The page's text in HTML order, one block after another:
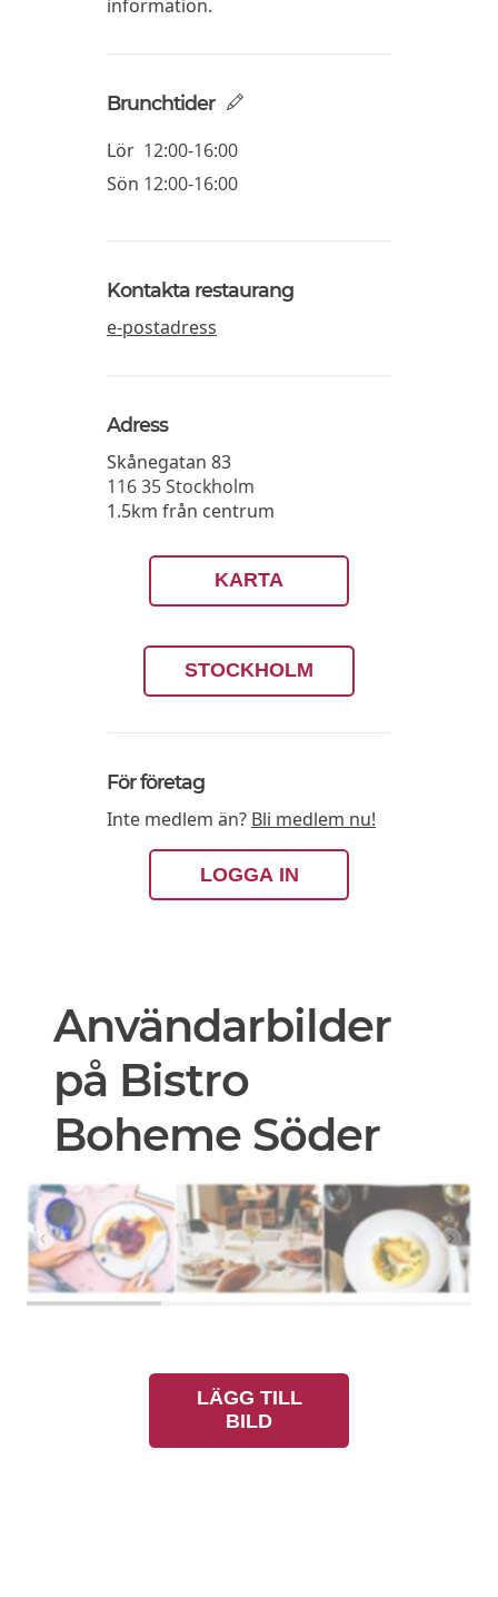
information.
Brunchtider
Lör 12:00-16:00
Sön 12:00-16:00
Kontakta restaurang
e-postadress
Adress
Skånegatan 83
116 35Stockholm
1.5km från centrum
KARTA
STOCKHOLM
För företag
Inte medlem än? Bli medlem nu!
LOGGA IN
Användarbilder
på Bistro
Boheme Söder
LÄGG TILL
BILD